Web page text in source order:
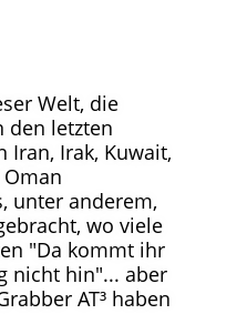
Welt, die
den letzten
Iran, Irak, Kuwait,
unter anderem,
wo viele
"Da kommt ihr
nicht hin"... aber
AT³ haben